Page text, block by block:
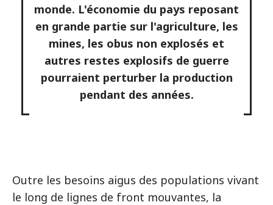
monde. L'économie du pays reposant
en grande partie sur l'agriculture, les
mines, les obus non explosés et
autres restes explosifs de guerre
pourraient perturber la production
pendant des années.
Outre les besoins aigus des populations vivant
le long de lignes de front mouvantes, la